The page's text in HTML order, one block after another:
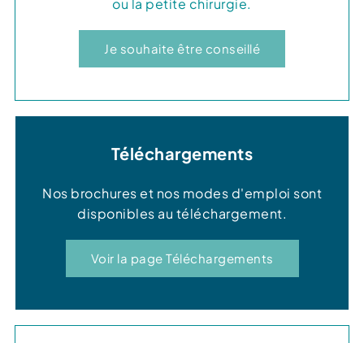
ou la petite chirurgie.
Je souhaite être conseillé
Téléchargements
Nos brochures et nos modes d'emploi sont
disponibles au téléchargement.
Voir la page Téléchargements